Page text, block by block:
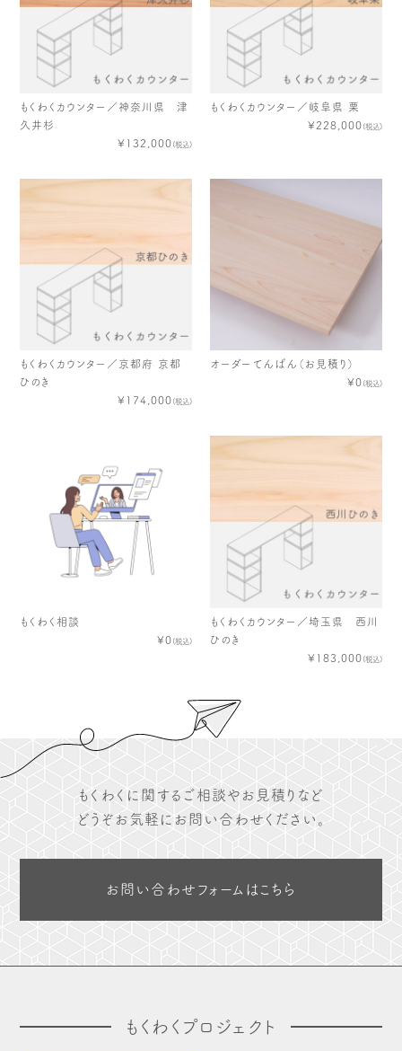
もくわくカウンター／神奈川県 津
久井杉
¥132,000 (税込)
もくわくカウンター／岐阜県 栗
¥228,000 (税込)
もくわくカウンター／京都府 京都
ひのき
¥174,000 (税込)
オーダーてんばん（お見積り）
¥0 (税込)
もくわく相談
¥0 (税込)
もくわくカウンター／埼玉県 西川
ひのき
¥183,000 (税込)
もくわくに関するご相談やお見積りなど
どうぞお気軽にお問い合わせください。
お問い合わせフォームはこちら
もくわくプロジェクト